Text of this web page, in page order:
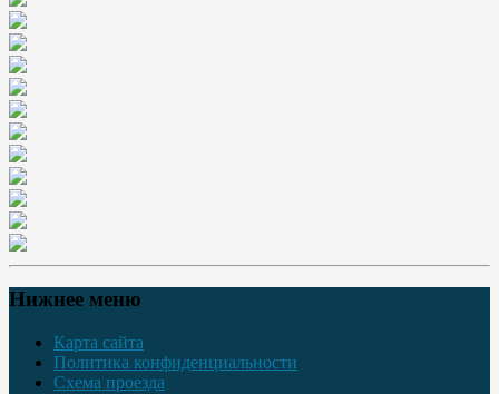
Нижнее меню
Карта сайта
Политика конфиденциальности
Схема проезда